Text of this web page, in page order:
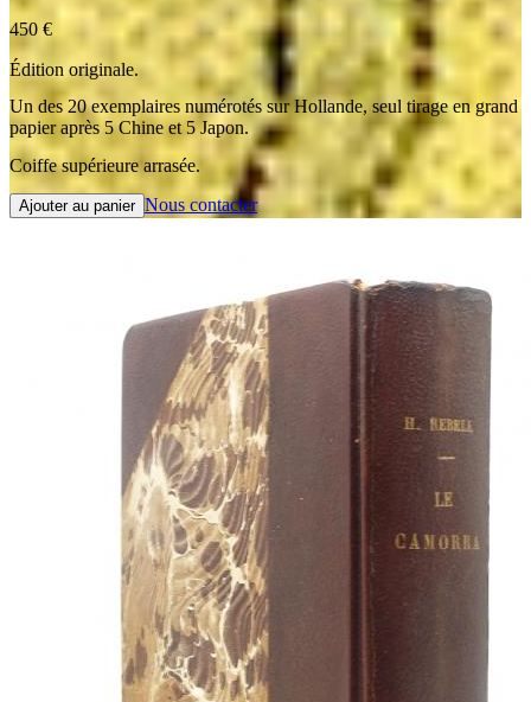
450 €
Édition originale.
Un des 20 exemplaires numérotés sur Hollande, seul tirage en grand
papier après 5 Chine et 5 Japon.
Coiffe supérieure arrasée.
Ajouter au panier Nous contacter